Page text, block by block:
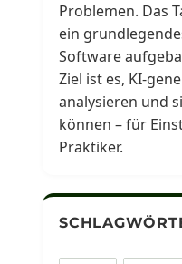
Problemen. Das
ein
Software
Ziel ist es, KI-
analysieren und
können – für
Praktiker.